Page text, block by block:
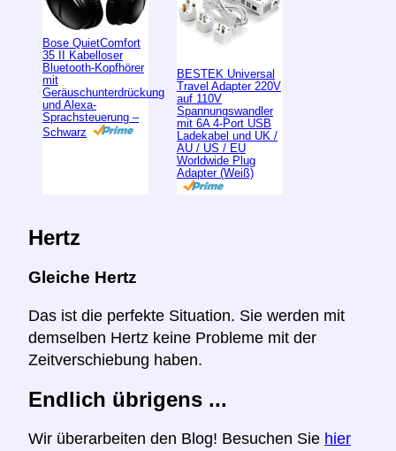
Bose QuietComfort
35 II Kabelloser
Bluetooth-Kopfhörer
mit
Geräuschunterdrückung
und Alexa-
Sprachsteuerung –
Schwarz
BESTEK Universal
Travel Adapter 220V
auf 110V
Spannungswandler
mit 6A 4-Port USB
Ladekabel und UK /
AU / US / EU
Worldwide Plug
Adapter (Weiß)
Hertz
Gleiche Hertz
Das ist die perfekte Situation. Sie werden mit
demselben Hertz keine Probleme mit der
Zeitverschiebung haben.
Endlich übrigens ...
Wir überarbeiten den Blog! Besuchen Sie hier